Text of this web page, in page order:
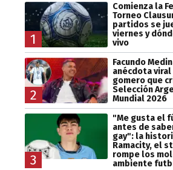
1
Comienza la
Torneo
partidos se
viernes y
vivo
2
Facundo
anécdota viral
gomero que
Selección
Mundial 2026
3
"Me gusta el
antes de
gay": la
Ramacity, el
rompe los
ambiente